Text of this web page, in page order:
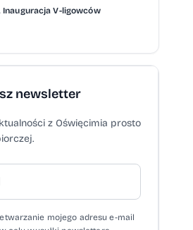
Inauguracja V-ligowców
newsletter
z Oświęcimia prosto
mojego adresu e-mail